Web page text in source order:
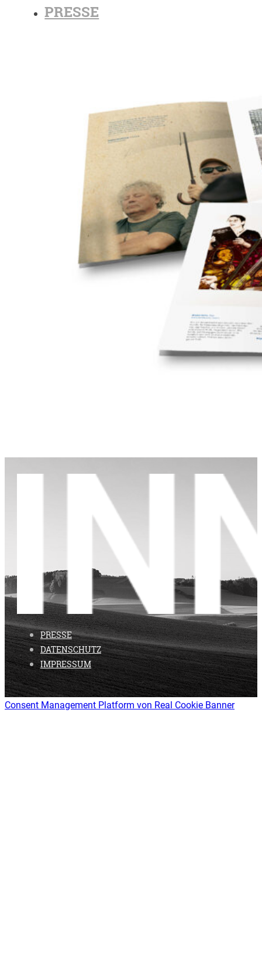
PRESSE
PRESSE
DATENSCHUTZ
IMPRESSUM
Consent Management Platform von Real Cookie Banner